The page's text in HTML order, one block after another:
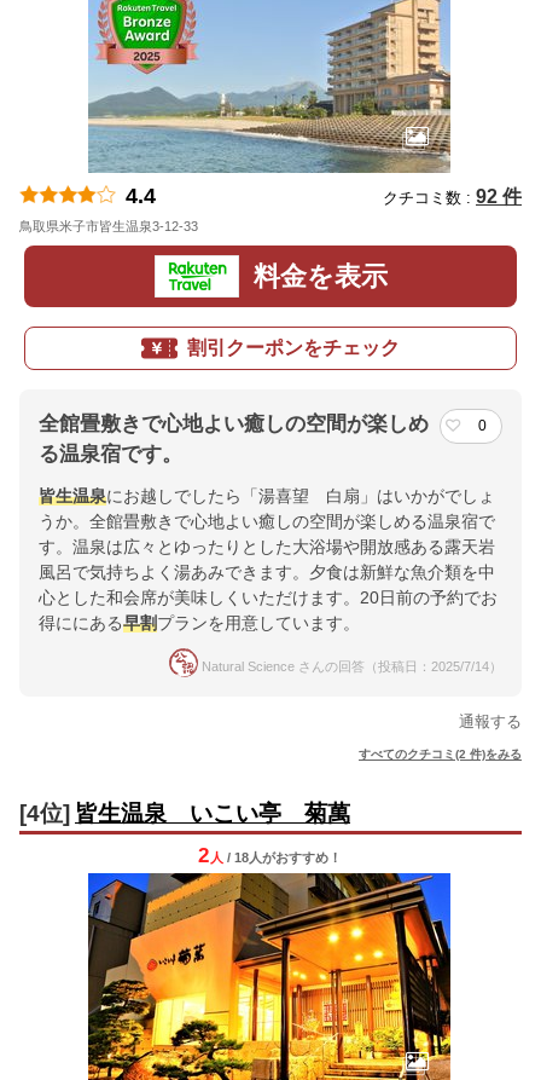
4.4 クチコミ数 : 92 件
鳥取県米子市皆生温泉3-12-33
料金を表示
割引クーポンをチェック
全館畳敷きで心地よい癒しの空間が楽しめ
る温泉宿です。
0
皆生温泉にお越しでしたら「湯喜望 白扇」はいかがでしょ
うか。全館畳敷きで心地よい癒しの空間が楽しめる温泉宿で
す。温泉は広々とゆったりとした大浴場や開放感ある露天岩
風呂で気持ちよく湯あみできます。夕食は新鮮な魚介類を中
心とした和会席が美味しくいただけます。20日前の予約でお
得ににある早割プランを用意しています。
Natural Science さんの回答（投稿日：2025/7/14）
通報する
すべてのクチコミ(2 件)をみる
[4位] 皆生温泉 いこい亭 菊萬
2 人 / 18人がおすすめ！